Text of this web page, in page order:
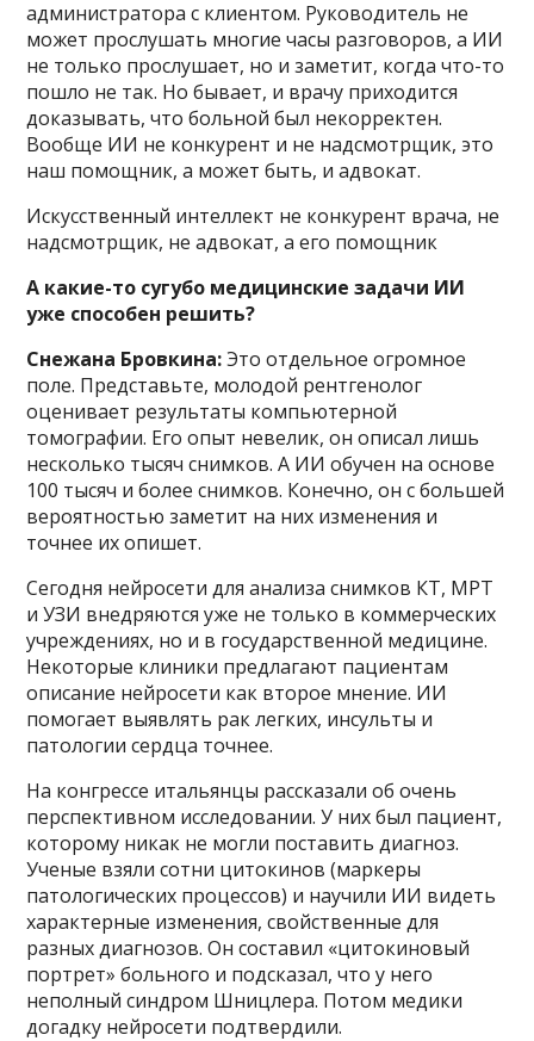
администратора с клиентом. Руководитель не
может прослушать многие часы разговоров, а ИИ
не только прослушает, но и заметит, когда что-то
пошло не так. Но бывает, и врачу приходится
доказывать, что больной был некорректен.
Вообще ИИ не конкурент и не надсмотрщик, это
наш помощник, а может быть, и адвокат.
Искусственный интеллект не конкурент врача, не
надсмотрщик, не адвокат, а его помощник
А какие-то сугубо медицинские задачи ИИ
уже способен решить?
Снежана Бровкина:Это отдельное огромное
поле. Представьте, молодой рентгенолог
оценивает результаты компьютерной
томографии. Его опыт невелик, он описал лишь
несколько тысяч снимков. А ИИ обучен на основе
100 тысяч и более снимков. Конечно, он с большей
вероятностью заметит на них изменения и
точнее их опишет.
Сегодня нейросети для анализа снимков КТ, МРТ
и УЗИ внедряются уже не только в коммерческих
учреждениях, но и в государственной медицине.
Некоторые клиники предлагают пациентам
описание нейросети как второе мнение. ИИ
помогает выявлять рак легких, инсульты и
патологии сердца точнее.
На конгрессе итальянцы рассказали об очень
перспективном исследовании. У них был пациент,
которому никак не могли поставить диагноз.
Ученые взяли сотни цитокинов (маркеры
патологических процессов) и научили ИИ видеть
характерные изменения, свойственные для
разных диагнозов. Он составил «цитокиновый
портрет» больного и подсказал, что у него
неполный синдром Шницлера. Потом медики
догадку нейросети подтвердили.